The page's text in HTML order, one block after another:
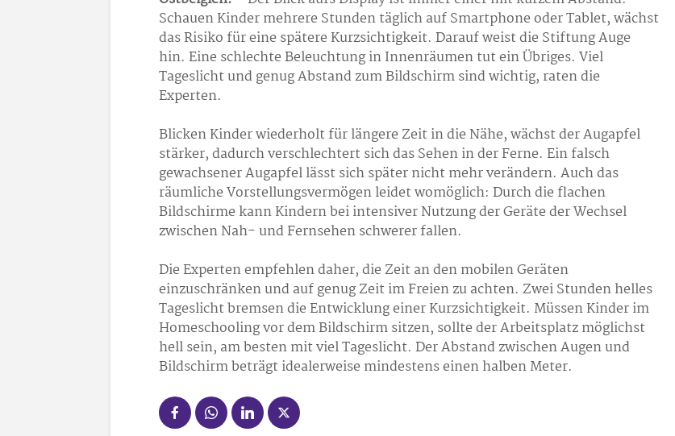
Schauen Kinder mehrere Stunden täglich auf Smartphone oder Tablet, wächst
das Risiko für eine spätere Kurzsichtigkeit. Darauf weist die Stiftung Auge
hin. Eine schlechte Beleuchtung in Innenräumen tut ein Übriges. Viel
Tageslicht und genug Abstand zum Bildschirm sind wichtig, raten die
Experten.
Blicken Kinder wiederholt für längere Zeit in die Nähe, wächst der Augapfel
stärker, dadurch verschlechtert sich das Sehen in der Ferne. Ein falsch
gewachsener Augapfel lässt sich später nicht mehr verändern. Auch das
räumliche Vorstellungsvermögen leidet womöglich: Durch die flachen
Bildschirme kann Kindern bei intensiver Nutzung der Geräte der Wechsel
zwischen Nah- und Fernsehen schwerer fallen.
Die Experten empfehlen daher, die Zeit an den mobilen Geräten
einzuschränken und auf genug Zeit im Freien zu achten. Zwei Stunden helles
Tageslicht bremsen die Entwicklung einer Kurzsichtigkeit. Müssen Kinder im
Homeschooling vor dem Bildschirm sitzen, sollte der Arbeitsplatz möglichst
hell sein, am besten mit viel Tageslicht. Der Abstand zwischen Augen und
Bildschirm beträgt idealerweise mindestens einen halben Meter.